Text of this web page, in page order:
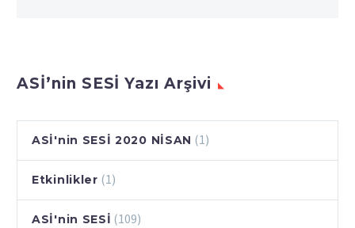
ASİ’nin SESİ Yazı Arşivi
ASİ'nin SESİ 2020 NİSAN (1)
Etkinlikler (1)
ASİ'nin SESİ (109)